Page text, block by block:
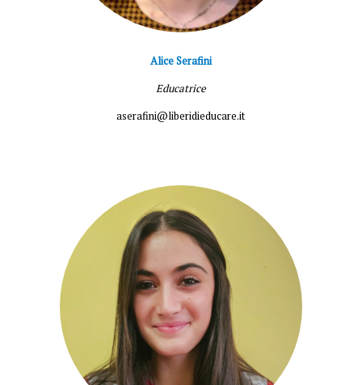
Alice Serafini
Educatrice
aserafini@liberidieducare.it